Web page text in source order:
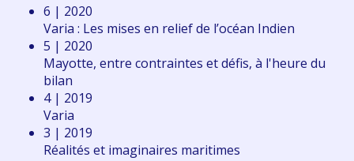
6 | 2020
Varia : Les mises en relief de l’océan Indien
5 | 2020
Mayotte, entre contraintes et défis, à l'heure du
bilan
4 | 2019
Varia
3 | 2019
Réalités et imaginaires maritimes